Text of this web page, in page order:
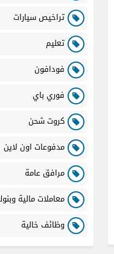
تراخيص سيارات
تعليم
فودافون
فوري باي
كروت شحن
مدفوعات اون لاين
مرافق عامة
معاملات مالية
وظائف خالية